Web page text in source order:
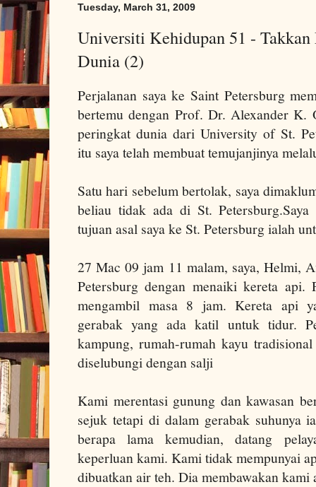
Tuesday, March 31, 2009
Universiti Kehidupan 51 -
Dunia (2)
Perjalanan saya ke Saint Petersburg
bertemu dengan Prof. Dr. Alexander K.
peringkat dunia dari University of St.
itu saya telah membuat temujanjinya
Satu hari sebelum bertolak, saya
beliau tidak ada di St. Petersburg.
tujuan asal saya ke St. Petersburgialah
27 Mac 09 jam 11 malam, saya, Helmi,
Petersburg dengan menaiki kereta api.
mengambil masa 8 jam. Kereta api
gerabak yang ada katil untuk tidur.
kampung, rumah-rumah kayu
diselubungi dengan salji
Kami merentasi gunung dan kawasan
sejuk tetapi di dalam gerabak suhunya
berapa lama kemudian, datang
keperluan kami. Kami tidak mempunyai
dibuatkan air teh. Dia membawakan